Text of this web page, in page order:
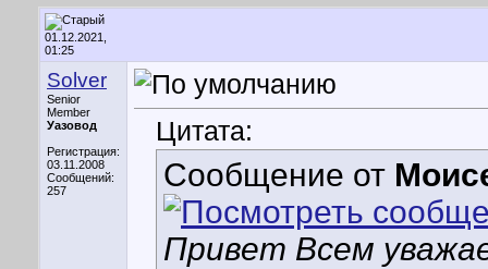
01.12.2021,
01:25
Solver
Senior
Member
Уазовод
Регистрация:
03.11.2008
Сообщений:
257
Цитата:
Сообщение от
Привет Всем